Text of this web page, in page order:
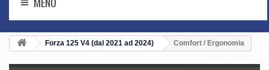
Forza 125 V4 (dal 2021 ad 2024) Comfort / Ergonomia